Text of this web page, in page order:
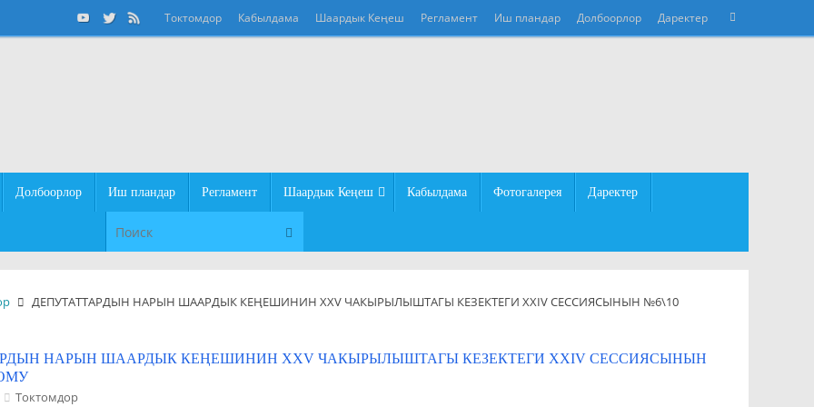
Токтомдор Кабылдама Шаардык Кеңеш Регламент Иш пландар Долбоорлор Даректер Поиск
Долбоорлор Иш пландар Регламент Шаардык Кеңеш Кабылдама Фотогалерея Даректер
Поиск
ДЕПУТАТТАРДЫН НАРЫН ШААРДЫК КЕҢЕШИНИН XXV ЧАКЫРЫЛЫШТАГЫ КЕЗЕКТЕГИ XXIV СЕССИЯСЫНЫН №6\10
НАРЫН ШААРДЫК КЕҢЕШИНИН XXV ЧАКЫРЫЛЫШТАГЫ КЕЗЕКТЕГИ XXIV СЕССИЯСЫНЫН
Токтомдор